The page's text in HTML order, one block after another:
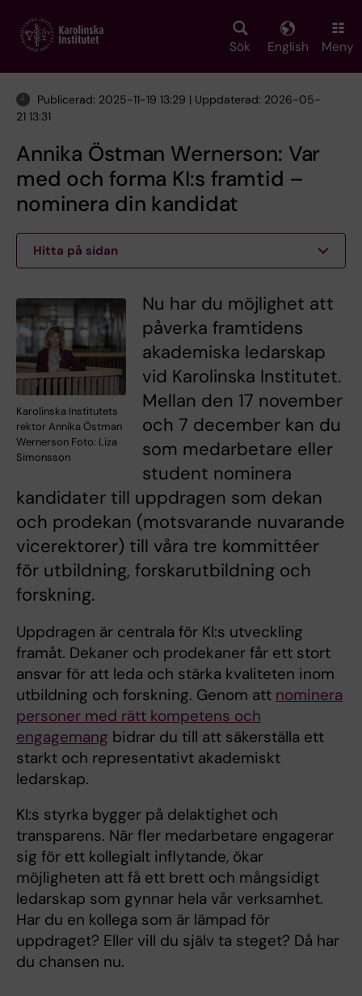
main
Sök English Meny
Publicerad: 2025-11-19 13:29 | Uppdaterad: 2026-05-
21 13:31
Annika Östman Wernerson: Var
med och forma KI:s framtid –
nominera din kandidat
Hitta på sidan
Karolinska Institutets
rektor Annika Östman
Wernerson Foto: Liza
Simonsson
Nu har du möjlighet att
påverka framtidens
akademiska ledarskap
vid Karolinska Institutet.
Mellan den 17 november
och 7 december kan du
som medarbetare eller
student nominera
kandidater till uppdragen som dekan
och prodekan (motsvarande nuvarande
vicerektorer) till våra tre kommittéer
för utbildning, forskarutbildning och
forskning.
Uppdragen är centrala för KI:s utveckling
framåt. Dekaner och prodekaner får ett stort
ansvar för att leda och stärka kvaliteten inom
utbildning och forskning. Genom att nominera
personer med rätt kompetens och
engagemang bidrar du till att säkerställa ett
starkt och representativt akademiskt
ledarskap.
KI:s styrka bygger på delaktighet och
transparens. När fler medarbetare engagerar
sig för ett kollegialt inflytande, ökar
möjligheten att få ett brett och mångsidigt
ledarskap som gynnar hela vår verksamhet.
Har du en kollega som är lämpad för
uppdraget? Eller vill du själv ta steget? Då har
du chansen nu.